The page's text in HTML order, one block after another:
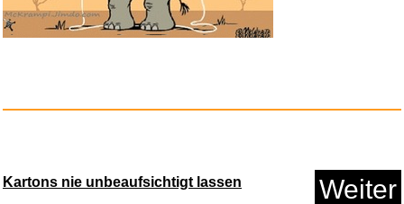
Kartons nie unbeaufsichtigt lassen Weiter